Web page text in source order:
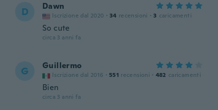
D Dawn
Iscrizione dal 2020 · 34 recensioni · 3 caricamenti
So cute
circa 3 anni fa
G Guillermo
Iscrizione dal 2016 · 551 recensioni · 482 caricamenti
Bien
circa 3 anni fa